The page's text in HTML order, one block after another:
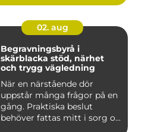
02. aug
Begravningsbyrå i
skärblacka stöd, närhet
och trygg vägledning
När en närstående dör
uppstår många frågor på en
gång. Praktiska beslut
behöver fattas mitt i sorg o...